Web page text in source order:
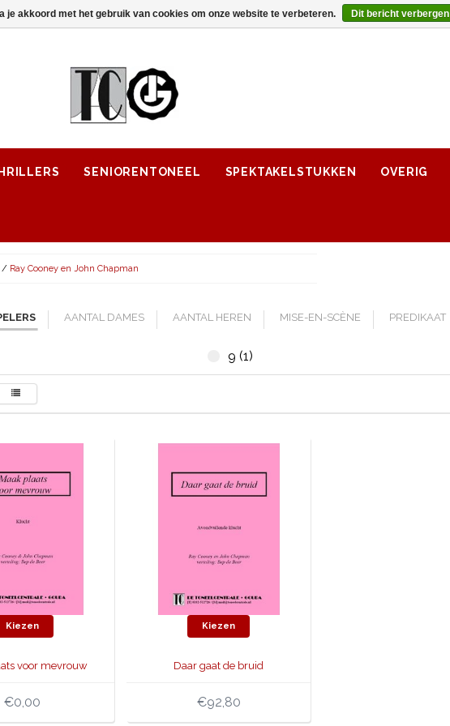
SENIORENTONEEL SPEKTAKELSTUKKEN OVERIG
Ray Cooney en John Chapman
AANTAL DAMES AANTAL HEREN MISE-EN-SCÈNE PREDIKAAT
9 (1)
Kiezen
voor mevrouw
€0,00
Kiezen
Daar gaat de bruid
€92,80
je akkoord met het gebruik van cookies om onze website te verbeteren. Dit bericht verbergen